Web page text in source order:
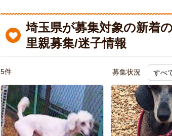
埼玉県が募集対象の新着
里親募集/迷子情報
5件 募集状況